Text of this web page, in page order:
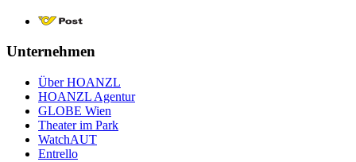
Unternehmen
Über HOANZL
HOANZL Agentur
GLOBE Wien
Theater im Park
WatchAUT
Entrello